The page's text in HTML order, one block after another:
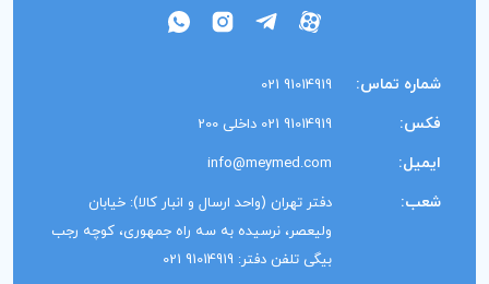
شماره تماس: 91014919 021
فکس: 91014919 021 داخلی 200
ایمیل: info@meymed.com
شعب:
دفتر تهران (واحد ارسال و انبار کالا): خیابان
ولیعصر، نرسیده به سه راه جمهوری، کوچه رجب
بیگی تلفن دفتر: 91014919 021